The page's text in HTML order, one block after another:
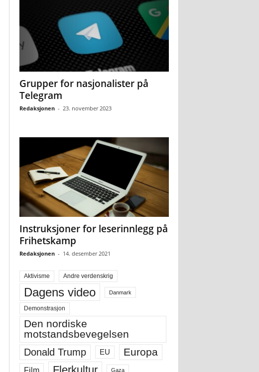
Grupper for nasjonalister på
Telegram
Redaksjonen - 23. november 2023
Instruksjoner for leserinnlegg på
Frihetskamp
Redaksjonen - 14. desember 2021
Aktivisme Andre verdenskrig
Dagens video Danmark
Demonstrasjon
Den nordiske
motstandsbevegelsen
Donald Trump EU Europa
Film Gaza